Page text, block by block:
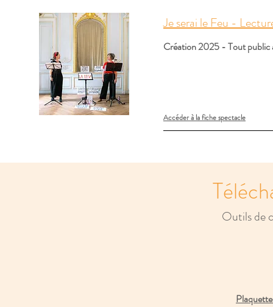
Je serai le Feu -
Création 2025 - Tout public
Accéder à la fiche spectacle
T
Outils de